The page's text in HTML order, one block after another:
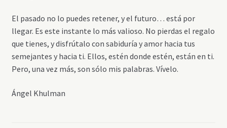
El pasado no lo puedes retener, y el futuro… está por
llegar. Es este instante lo más valioso. No pierdas el regalo
que tienes, y disfrútalo con sabiduría y amor hacia tus
semejantes y hacia ti. Ellos, estén donde estén, están en ti.
Pero, una vez más, son sólo mis palabras. Vívelo.
Ángel Khulman